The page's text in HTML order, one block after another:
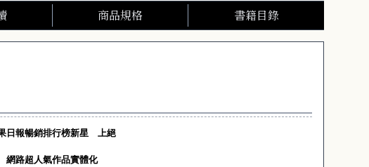
商品規格 書籍目錄
日報暢銷排行榜新星 上絕
網路超人氣作品實體化